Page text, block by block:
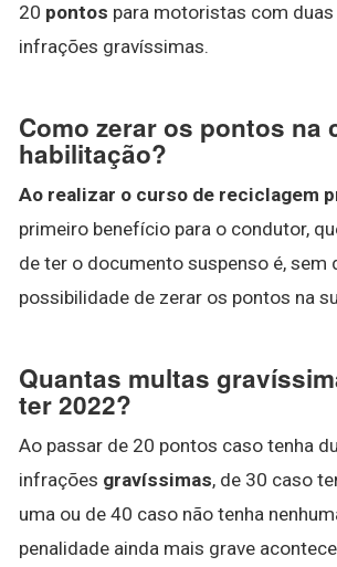
20 pontos para motoristas com duas
infrações gravíssimas.
Como zerar os pontos na
habilitação?
Ao realizar o curso de reciclagem
primeiro benefício para o condutor,
de ter o documento suspenso é, sem
possibilidade de zerar os pontos na
Quantas multas
ter 2022?
Ao passar de 20 pontos caso tenha
infrações gravíssimas, de 30 caso
uma ou de 40 caso não tenha
penalidade ainda mais grave